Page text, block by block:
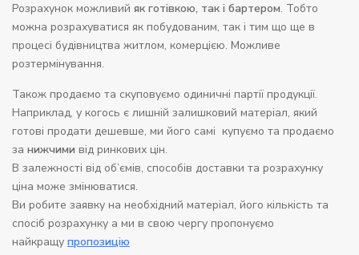
Розрахунок можливий як готівкою, так і бартером. Тобто
можна розрахуватися як побудованим, так і тим що ще в
процесі будівництва житлом, комерцією. Можливе
розтермінування.
Також продаємо та скуповуємо одиничні партії продукції.
Наприклад, у когось є лишній залишковий матеріал, який
готові продати дешевше, ми його самі купуємо та продаємо
за нижчими від ринкових цін.
В залежності від об’ємів, способів доставки та розрахунку
ціна може змінюватися.
Ви робите заявку на необхідний матеріал, його кількість та
спосіб розрахунку а ми в свою чергу пропонуємо
найкращу пропозицію